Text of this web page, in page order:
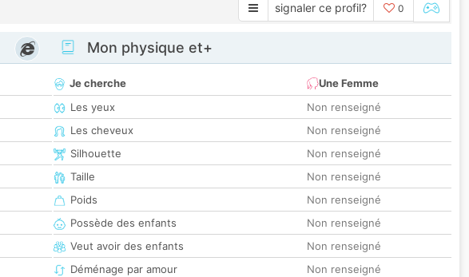
signaler ce profil? 0
Mon physique et+
Je cherche
Une Femme
Les yeux
Non renseigné
Les cheveux
Non renseigné
Silhouette
Non renseigné
Taille
Non renseigné
Poids
Non renseigné
Possède des enfants
Non renseigné
Veut avoir des enfants
Non renseigné
Déménage par amour
Non renseigné